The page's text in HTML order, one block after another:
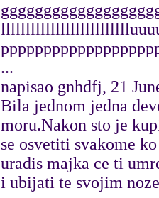
...
napisao gnhdfj, 21
Bila jednom jedna
moru.Nakon sto je
se osvetiti svakome
uradis majka ce ti
i ubijati te svojim